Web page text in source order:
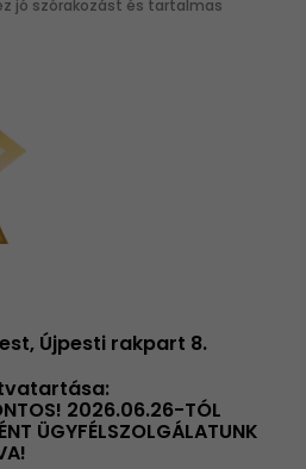
jó szórakozást és tartalmas
Újpesti rakpart 8.
2026.06.26-TÓL
ÜGYFÉLSZOLGÁLATUNK